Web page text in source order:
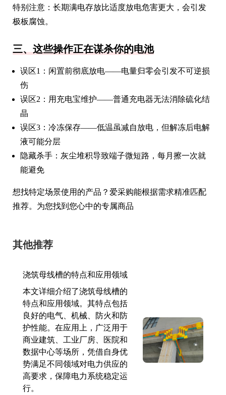
特别注意：长期满电存放比适度放电危害更大，会引发
极板腐蚀。
三、这些操作正在谋杀你的电池
误区1：闲置前彻底放电——电量归零会引发不可逆损
伤
误区2：用充电宝维护——普通充电器无法消除硫化结
晶
误区3：冷冻保存——低温虽减自放电，但解冻后电解
液可能分层
隐藏杀手：灰尘堆积导致端子微短路，每月擦一次就
能避免
想找特定场景使用的产品？爱采购能根据需求精准匹配
推荐。为您找到您心中的专属商品
其他推荐
浇筑母线槽的特点和应用领域
本文详细介绍了浇筑母线槽的
特点和应用领域。其特点包括
良好的电气、机械、防火和防
护性能。在应用上，广泛用于
商业建筑、工业厂房、医院和
数据中心等场所，凭借自身优
势满足不同领域对电力供应的
高要求，保障电力系统稳定运
行。